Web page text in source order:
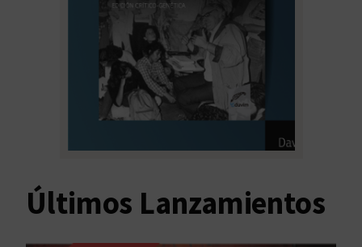
Últimos Lanzamientos